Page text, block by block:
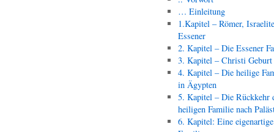
… Einleitung
1.Kapitel – Römer,
Essener
2. Kapitel – Die Essener
3. Kapitel – Christi Geburt
4. Kapitel – Die heilige
in Ägypten
5. Kapitel – Die Rückkehr
heiligen Familie nach
6. Kapitel: Eine eigenartige